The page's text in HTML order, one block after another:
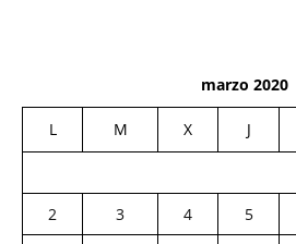
marzo 2020
L M X J
2
3 4 5